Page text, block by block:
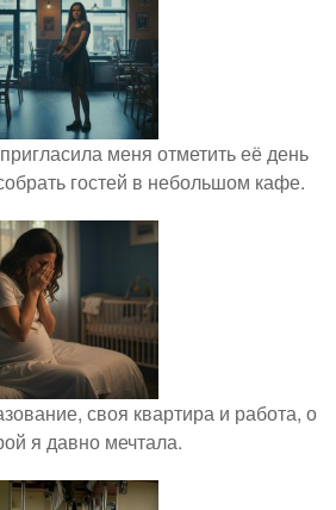
меня отметить её день
гостей в небольшом кафе.
своя квартира и работа, о
я давно мечтала.